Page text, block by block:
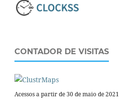
CONTADOR DE VISITAS
Acessos a partir de 30 de maio de 2021